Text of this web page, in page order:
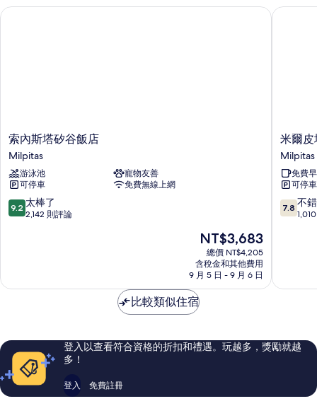
索
內
斯
塔
矽
谷
飯
索內斯塔矽谷飯店
Milpitas
游泳池
寵物友善
可停車
免費無線上網
9.2
分，
棒
評
論
9.2 太棒了
2,142 則評論
現
在
價
格
為
NT$3,683
NT$3,683
總價 NT$4,205
含稅金和其他費用
9 月 5 日 - 9 月 6 日
索內斯塔矽谷飯店
米
爾
皮
塔
斯
Larkspur
Landing
米爾
Milpitas
免費
可停車
7.8
分，
錯
評
論
7.8 不
米爾皮
比較類似住宿
登入以查看符合資格的折扣和禮遇。玩越多，獎勵就越
多！
登入 免費註冊